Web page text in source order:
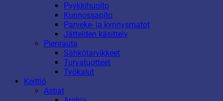
Pyykkihuolto
Kunnossapito
Parveke- ja kynnysmatot
Jätteiden käsittely
Pienrauta
Sähkötarvikkeet
Turvatuotteet
Työkalut
Keittiö
Astiat